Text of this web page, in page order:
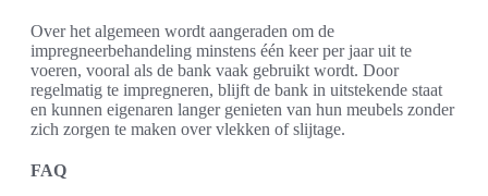
Over het algemeen wordt aangeraden om de
impregneerbehandeling minstens één keer per jaar uit te
voeren, vooral als de bank vaak gebruikt wordt. Door
regelmatig te impregneren, blijft de bank in uitstekende staat
en kunnen eigenaren langer genieten van hun meubels zonder
zich zorgen te maken over vlekken of slijtage.
FAQ